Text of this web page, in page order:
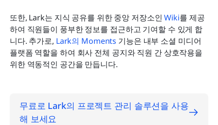
또한, Lark는 지식 공유를 위한 중앙 저장소인 Wiki를 제공
하여 직원들이 풍부한 정보를 접근하고 기여할 수 있게 합
니다. 추가로, Lark의 Moments 기능은 내부 소셜 미디어
플랫폼 역할을 하여 회사 전체 공지와 직원 간 상호작용을
위한 역동적인 공간을 만듭니다.
무료로 Lark의 프로젝트 관리 솔루션을 사용
해 보세요